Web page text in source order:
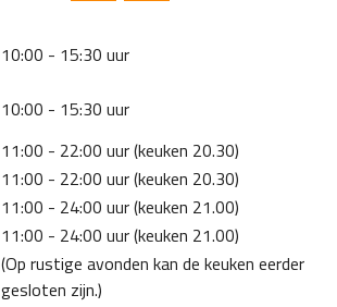
10:00 - 15:30 uur
10:00 - 15:30 uur
11:00 - 22:00 uur (keuken 20.30)
11:00 - 22:00 uur (keuken 20.30)
11:00 - 24:00 uur (keuken 21.00)
11:00 - 24:00 uur (keuken 21.00)
(Op rustige avonden kan de keuken eerder
gesloten zijn.)